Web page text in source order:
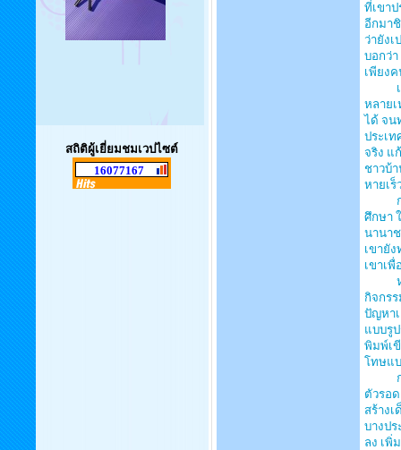
สถิติผู้เยี่ยมชมเวปไซต์
16077167
ที่เขา
อีกมา
ว่ายัง
บอกว่
เพียง
เหมื
หลาย
ได้ จน
ประเ
จริง แ
ชาวบ้
หายเ
การ
ศึกษา
นานา
เขายั
เขาเ
หลัก
กิจกร
ปัญหา
แบบรู
พิมพ์เ
โทษแ
การ
ตัวรอ
สร้าง
บางป
ลง เพิ่